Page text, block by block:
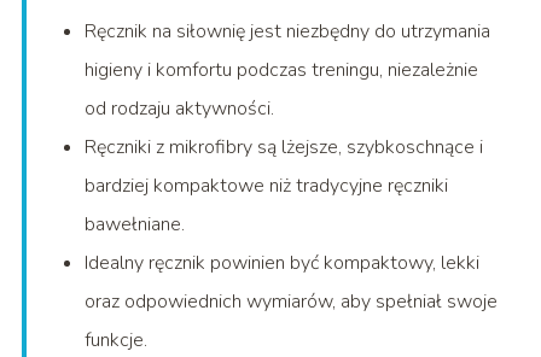
Ręcznik na siłownię jest niezbędny do utrzymania
higieny i komfortu podczas treningu, niezależnie
od rodzaju aktywności.
Ręczniki z mikrofibry są lżejsze, szybkoschnące i
bardziej kompaktowe niż tradycyjne ręczniki
bawełniane.
Idealny ręcznik powinien być kompaktowy, lekki
oraz odpowiednich wymiarów, aby spełniał swoje
funkcje.